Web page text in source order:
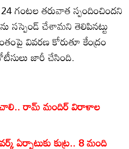
గంటల తరువాత స్పందించిందని
సస్పెండ్ చేశామని తెలిపినట్టు
వివరణ కోరుతూ కేంద్రం
జారీ చేసింది.
రామ్ మందిర్ విరాళాల
ఏర్పాటుకు కుట్ర.. 8 మంది